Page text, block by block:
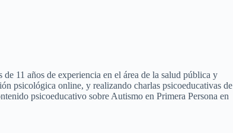
de 11 años de experiencia en el área de la salud pública y
psicológica online, y realizando charlas psicoeducativas de
psicoeducativo sobre Autismo en Primera Persona en